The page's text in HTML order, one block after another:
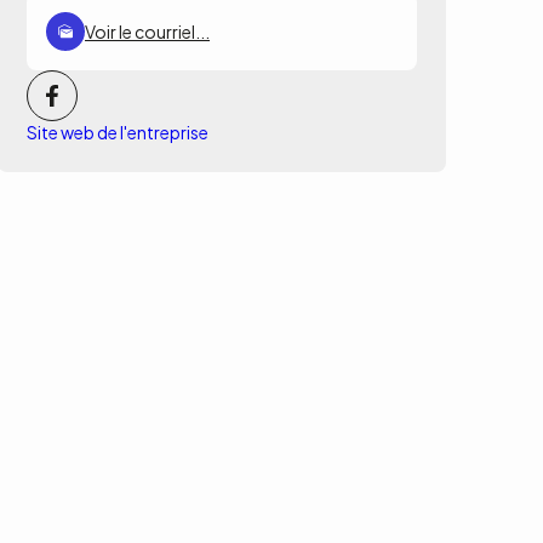
Voir le courriel...
Site web de l'entreprise